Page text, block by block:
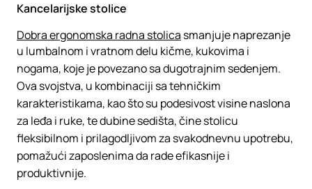
Kancelarijske stolice
Dobra ergonomska radna stolica smanjuje naprezanje
u lumbalnom i vratnom delu kičme, kukovima i
nogama, koje je povezano sa dugotrajnim sedenjem.
Ova svojstva, u kombinaciji sa tehničkim
karakteristikama, kao što su podesivost visine naslona
za leđa i ruke, te dubine sedišta, čine stolicu
fleksibilnom i prilagodljivom za svakodnevnu upotrebu,
pomažući zaposlenima da rade efikasnije i
produktivnije.